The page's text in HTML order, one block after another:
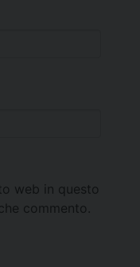
web in questo
commento.